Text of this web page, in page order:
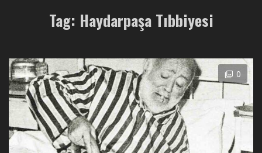
Tag: Haydarpaşa Tıbbiyesi
0